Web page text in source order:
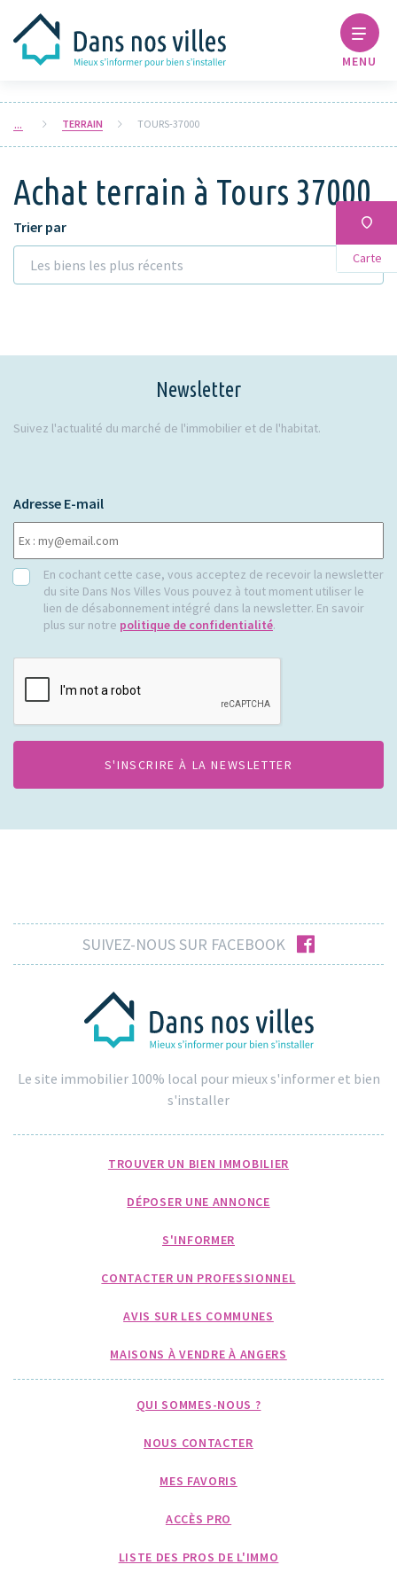
MENU
TERRAIN TOURS-37000
Achat terrain à Tours 37000
Carte
Trier par
Les biens les plus récents
Newsletter
Suivez l'actualité du marché de l'immobilier et de l'habitat.
Adresse E-mail
RGPDEn cochant cette case, vous acceptez de recevoir la newsletter
du site Dans Nos Villes Vous pouvez à tout moment utiliser le
lien de désabonnement intégré dans la newsletter. En savoir
plus sur notre politique de confidentialité.
SUIVEZ-NOUS SUR FACEBOOK facebook
Le site immobilier 100% local pour mieux s'informer et bien
s'installer
TROUVER UN BIEN IMMOBILIER
DÉPOSER UNE ANNONCE
S'INFORMER
CONTACTER UN PROFESSIONNEL
AVIS SUR LES COMMUNES
MAISONS À VENDRE À ANGERS
QUI SOMMES-NOUS ?
NOUS CONTACTER
MES FAVORIS
ACCÈS PRO
LISTE DES PROS DE L'IMMO